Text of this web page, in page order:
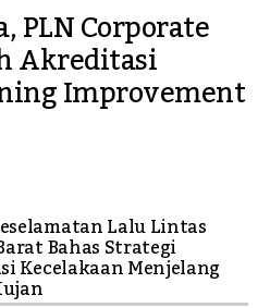
PLN Corporate
Akreditasi
Improvement
Lalu Lintas
Bahas Strategi
Kecelakaan Menjelang